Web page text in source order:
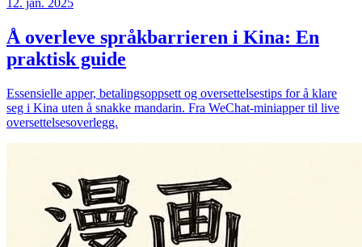
Å overleve språkbarrieren i Kina: En
praktisk guide
Essensielle apper, betalingsoppsett og oversettelsestips for å klare
seg i Kina uten å snakke mandarin. Fra WeChat-miniapper til live
oversettelsesoverlegg.